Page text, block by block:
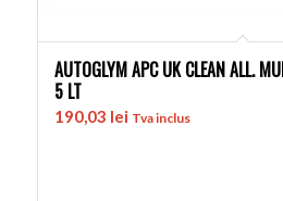
AUTOGLYM APC UK CLEAN ALL.
5 LT
190,03 lei Tva inclus